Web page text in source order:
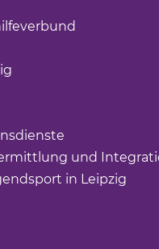
und
in Leipzig